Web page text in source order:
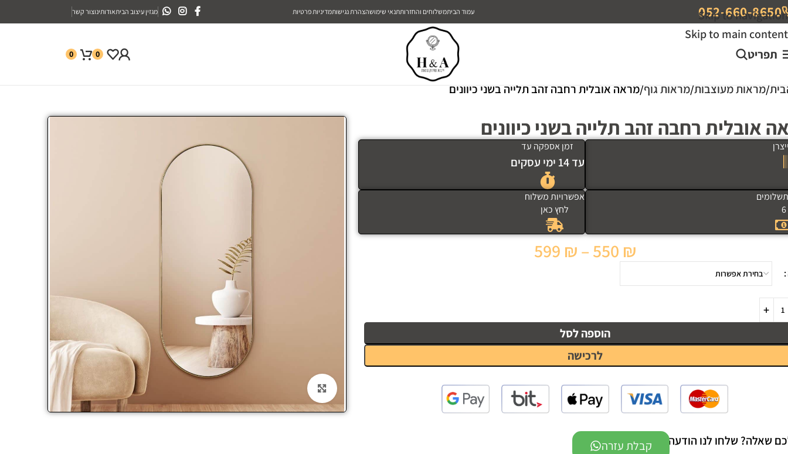
Skip to navigation
Skip to main content
052-660-8650 עמוד הביתמשלוחים והחזרותתנאי שימושהצהרת נגישותמדיניות פרטיות מגזין עיצוב הביתאודותינוצור קשר
תפריט 0
0
מראות מעוצבות מראות גוף מראה אובלית רחבה זהב תלייה בשני כיוונים
אובלית רחבה זהב תלייה בשני כיוונים
זמן אספקה עד
עד 14 ימי עסקים
6
אפשרויות משלוח
לחץ כאן
הוספה לסל
לרכישה
550 ₪
–
599 ₪
שאלה? שלחו לנו הודעה - קבלת עזרה
Click to enlarge